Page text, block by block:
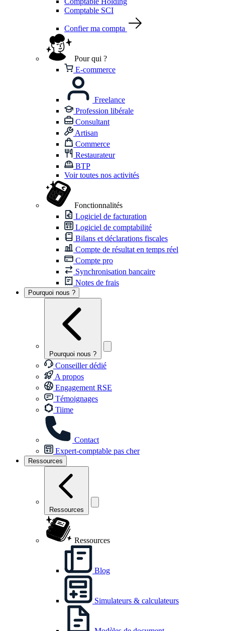
Comptable SCI
Confier ma compta
Pour qui ?
E-commerce
Freelance
Profession libérale
Consultant
Artisan
Commerce
Restaurateur
BTP
Voir toutes nos activités
Fonctionnalités
Logiciel de facturation
Logiciel de comptabilité
Bilans et déclarations fiscales
Compte de résultat en temps réel
Compte pro
Synchronisation bancaire
Notes de frais
Pourquoi nous ?
Pourquoi nous ?
Conseiller dédié
A propos
Engagement RSE
Témoignages
Tiime
Contact
Expert-comptable pas cher
Ressources
Ressources
Ressources
Blog
Simulateurs & calculateurs